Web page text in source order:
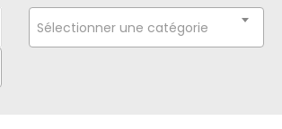
Sélectionner une catégorie